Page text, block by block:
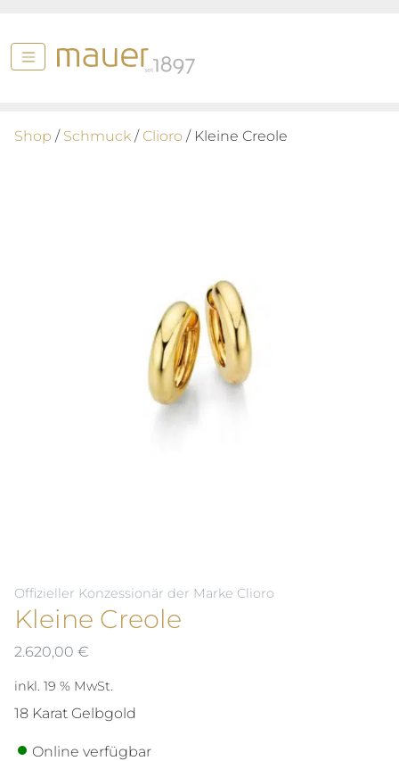
Shop / Schmuck / Clioro / Kleine Creole
Offizieller Konzessionär der Marke Clioro
Kleine Creole
2.620,00 €
inkl. 19 % MwSt.
18 Karat Gelbgold
Online verfügbar